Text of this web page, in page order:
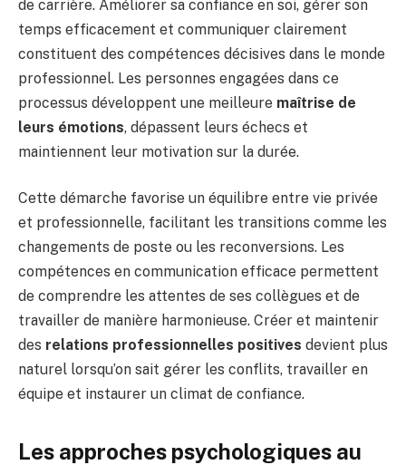
de carrière. Améliorer sa confiance en soi, gérer son
temps efficacement et communiquer clairement
constituent des compétences décisives dans le monde
professionnel. Les personnes engagées dans ce
processus développent une meilleure maîtrise de
leurs émotions, dépassent leurs échecs et
maintiennent leur motivation sur la durée.
Cette démarche favorise un équilibre entre vie privée
et professionnelle, facilitant les transitions comme les
changements de poste ou les reconversions. Les
compétences en communication efficace permettent
de comprendre les attentes de ses collègues et de
travailler de manière harmonieuse. Créer et maintenir
des relations professionnelles positives devient plus
naturel lorsqu’on sait gérer les conflits, travailler en
équipe et instaurer un climat de confiance.
Les approches psychologiques au